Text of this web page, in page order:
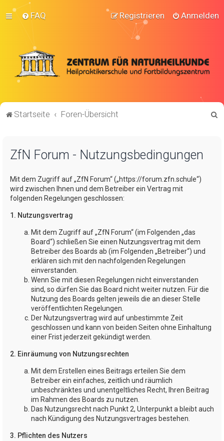
FAQ Anmelden
Registrieren
Startseite Foren-Übersicht
ZfN Forum - Nutzungsbedingungen
Mit dem Zugriff auf „ZfN Forum“ („https://forum.zfn.schule“)
wird zwischen Ihnen und dem Betreiber ein Vertrag mit
folgenden Regelungen geschlossen:
1. Nutzungsvertrag
Mit dem Zugriff auf „ZfN Forum“ (im Folgenden „das
Board“) schließen Sie einen Nutzungsvertrag mit dem
Betreiber des Boards ab (im Folgenden „Betreiber“) und
erklären sich mit den nachfolgenden Regelungen
einverstanden.
Wenn Sie mit diesen Regelungen nicht einverstanden
sind, so dürfen Sie das Board nicht weiter nutzen. Für die
Nutzung des Boards gelten jeweils die an dieser Stelle
veröffentlichten Regelungen.
Der Nutzungsvertrag wird auf unbestimmte Zeit
geschlossen und kann von beiden Seiten ohne Einhaltung
einer Frist jederzeit gekündigt werden.
2. Einräumung von Nutzungsrechten
Mit dem Erstellen eines Beitrags erteilen Sie dem
Betreiber ein einfaches, zeitlich und räumlich
unbeschränktes und unentgeltliches Recht, Ihren Beitrag
im Rahmen des Boards zu nutzen.
Das Nutzungsrecht nach Punkt 2, Unterpunkt a bleibt auch
nach Kündigung des Nutzungsvertrages bestehen.
3. Pflichten des Nutzers